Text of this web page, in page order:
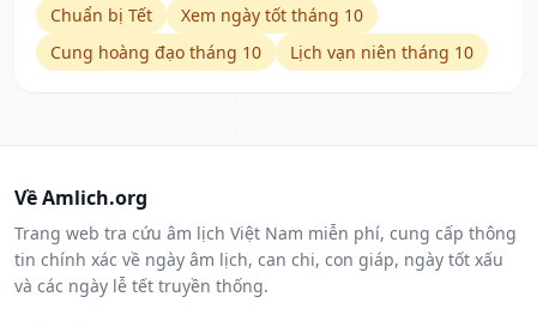
Chuẩn bị Tết
Xem ngày tốt tháng 10
Cung hoàng đạo tháng 10
Lịch vạn niên tháng 10
Về Amlich.org
Trang web tra cứu âm lịch Việt Nam miễn phí, cung cấp thông
tin chính xác về ngày âm lịch, can chi, con giáp, ngày tốt xấu
và các ngày lễ tết truyền thống.